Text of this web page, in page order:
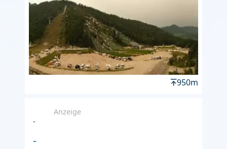
950m
Anzeige
-
-